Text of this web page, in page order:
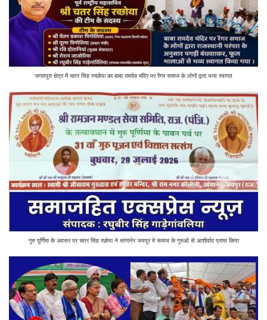
जगतपुरा क्षेत्र में चतर सिंह रच्छोया का बाबा रामदेव मंदिर पर रैगर समाज के लोगों द्वारा भव्य स्वागत
गुरु पूर्णिमा के अवसर पर चतर सिंह रछोया ने सांगानेर जयपुर मे समाज के गुरुओ से आशीर्वाद प्राप्त किया